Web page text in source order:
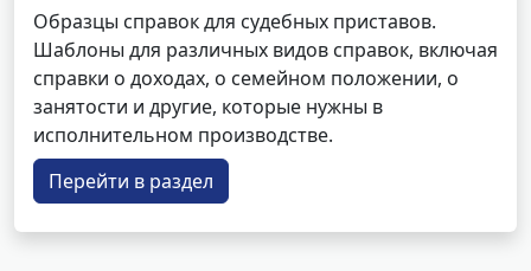
Образцы справок для судебных приставов.
Шаблоны для различных видов справок, включая
справки о доходах, о семейном положении, о
занятости и другие, которые нужны в
исполнительном производстве.
Перейти в раздел